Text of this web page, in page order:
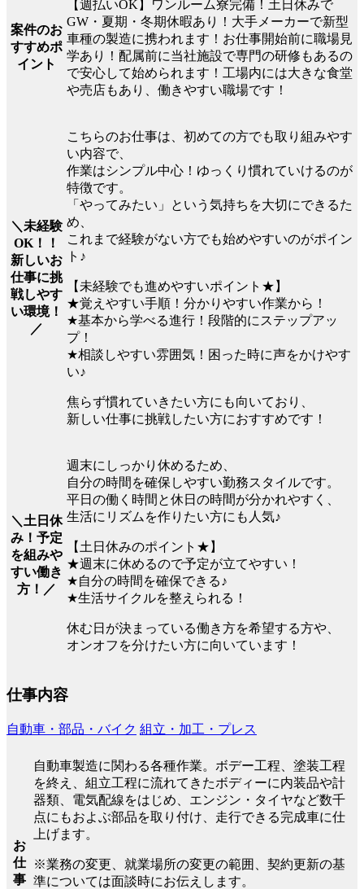
案件のお
すすめポ
イント
【週払いOK】ワンルーム寮完備！土日休みで
GW・夏期・冬期休暇あり！大手メーカーで新型
車種の製造に携われます！お仕事開始前に職場見
学あり！配属前に当社施設で専門の研修もあるの
で安心して始められます！工場内には大きな食堂
や売店もあり、働きやすい職場です！
＼未経験
OK！！
新しいお
仕事に挑
戦しやす
い環境！
／
こちらのお仕事は、初めての方でも取り組みやす
い内容で、
作業はシンプル中心！ゆっくり慣れていけるのが
特徴です。
「やってみたい」という気持ちを大切にできるた
め、
これまで経験がない方でも始めやすいのがポイン
ト♪
【未経験でも進めやすいポイント★】
★覚えやすい手順！分かりやすい作業から！
★基本から学べる進行！段階的にステップアッ
プ！
★相談しやすい雰囲気！困った時に声をかけやす
い♪
焦らず慣れていきたい方にも向いており、
新しい仕事に挑戦したい方におすすめです！
＼土日休
み！予定
を組みや
すい働き
方！／
週末にしっかり休めるため、
自分の時間を確保しやすい勤務スタイルです。
平日の働く時間と休日の時間が分かれやすく、
生活にリズムを作りたい方にも人気♪
【土日休みのポイント★】
★週末に休めるので予定が立てやすい！
★自分の時間を確保できる♪
★生活サイクルを整えられる！
休む日が決まっている働き方を希望する方や、
オンオフを分けたい方に向いています！
仕事内容
自動車・部品・バイク 組立・加工・プレス
お
仕
事
自動車製造に関わる各種作業。ボデー工程、塗装工程
を終え、組立工程に流れてきたボディーに内装品や計
器類、電気配線をはじめ、エンジン・タイヤなど数千
点にもおよぶ部品を取り付け、走行できる完成車に仕
上げます。
※業務の変更、就業場所の変更の範囲、契約更新の基
準については面談時にお伝えします。